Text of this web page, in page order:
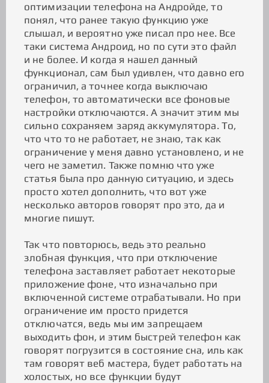
оптимизации телефона на Андройде, то
понял, что ранее такую функцию уже
слышал, и вероятно уже писал про нее. Все
таки система Андроид, но по сути это файл
и не более. И когда я нашел данный
функционал, сам был удивлен, что давно его
ограничил, а точнее когда выключаю
телефон, то автоматически все фоновые
настройки отключаются. А значит этим мы
сильно сохраняем заряд аккумулятора. То,
что что то не работает, не знаю, так как
ограничение у меня давно установлено, и не
чего не заметил. Также помню что уже
статья была про данную ситуацию, и здесь
просто хотел дополнить, что вот уже
несколько авторов говорят про это, да и
многие пишут.
Так что повторюсь, ведь это реально
злобная функция, что при отключение
телефона заставляет работает некоторые
приложение фоне, что изначально при
включенной системе отрабатывали. Но при
ограничение им просто придется
отключатся, ведь мы им запрещаем
выходить фон, и этим быстрей телефон как
говорят погрузится в состояние сна, иль как
там говорят веб мастера, будет работать на
холостых, но все функции будут